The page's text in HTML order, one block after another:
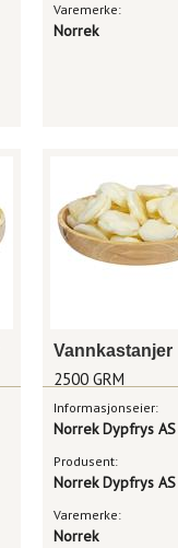
Varemerke:
Norrek
Vannkastanjer
2500 GRM
Informasjonseier:
Norrek Dypfrys AS
Produsent:
Norrek Dypfrys AS
Varemerke:
Norrek